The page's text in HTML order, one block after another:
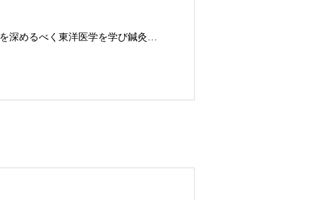
鍼灸師。体育大学出身。フィットネストレーナーとして10年勤務。さらに探求を深めるべく東洋医学を学び鍼灸師に転身。治療歴20年。体の整体治療、食いしばり改善治療、その他顔鍼など様々な症状の施術に日々、奔走しております。